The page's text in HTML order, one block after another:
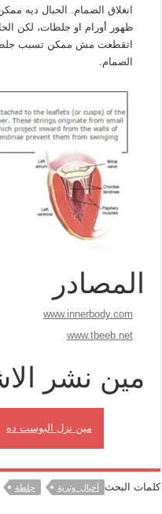
انغلاق الصمام. الحبال ديه
ظهور أورام او جلطات، لكن
اتقطعت مش ممكن تسبب
الصمام.
المصادر
www.innerbody.com
www.tbeeb.net
مين نشر
مين نزل البوست ده
كلمات البحث أحبال_وترية جلطة